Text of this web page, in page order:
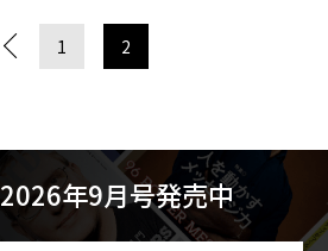
1 2
2026年9月号発売中